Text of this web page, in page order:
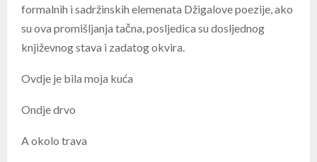
formalnih i sadržinskih elemenata Džigalove poezije, ako
su ova promišljanja tačna, posljedica su dosljednog
književnog stava i zadatog okvira.
Ovdje je bila moja kuća
Ondje drvo
A okolo trava